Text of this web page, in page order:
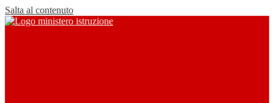
Salta al contenuto